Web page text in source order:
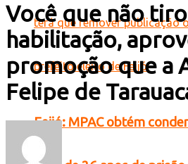
Feijó: MPAC obtém
Você que não
habilitação,
promoção que a
Felipe de